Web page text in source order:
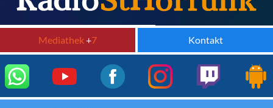
Mediathek+7 Kontakt